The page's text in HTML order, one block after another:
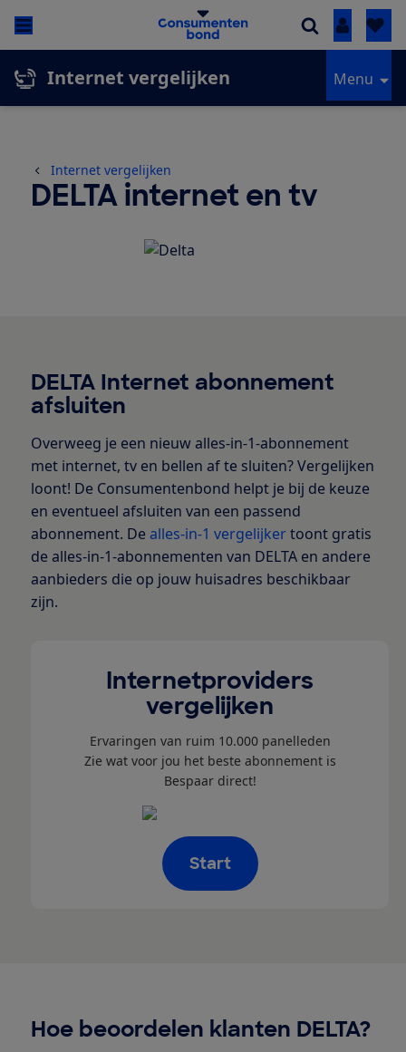
Inloggen
Internet vergelijken Menu
Internet vergelijken
DELTA internet en tv
DELTA Internet abonnement
afsluiten
Overweeg je een nieuw alles-in-1-abonnement
met internet, tv en bellen af te sluiten? Vergelijken
loont! De Consumentenbond helpt je bij de keuze
en eventueel afsluiten van een passend
abonnement. Dealles-in-1 vergelijkertoont gratis
de alles-in-1-abonnementen van DELTA en andere
aanbieders die op jouw huisadres beschikbaar
zijn.
Internetproviders
vergelijken
Ervaringen van ruim 10.000 panelleden
Zie wat voor jou het beste abonnement is
Bespaar direct!
Start
Hoe beoordelen klanten DELTA?